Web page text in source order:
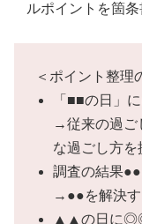
ルポイントを箇条
＜ポイント整理
「■■の日」
→従来の過ご
な過ごし方を
調査の結果
→●●を解決す
▲▲の日に◎◎